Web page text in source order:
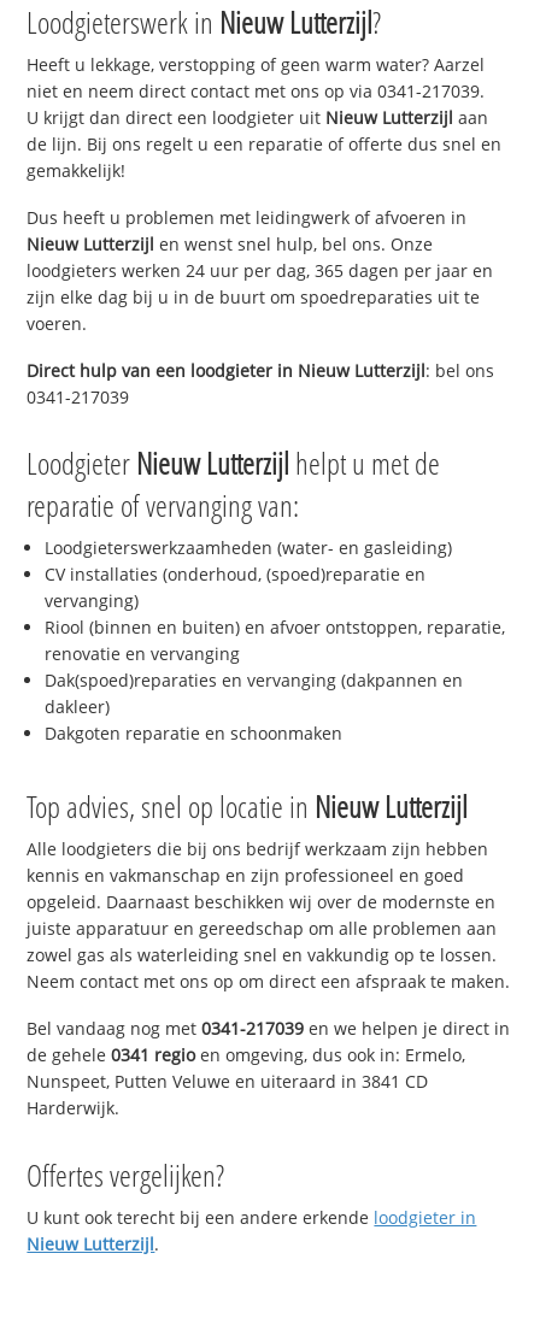
Loodgieterswerk in Nieuw Lutterzijl?
Heeft u lekkage, verstopping of geen warm water? Aarzel
niet en neem direct contact met ons op via 0341-217039.
U krijgt dan direct een loodgieter uit Nieuw Lutterzijl aan
de lijn. Bij ons regelt u een reparatie of offerte dus snel en
gemakkelijk!
Dus heeft u problemen met leidingwerk of afvoeren in
Nieuw Lutterzijl en wenst snel hulp, bel ons. Onze
loodgieters werken 24 uur per dag, 365 dagen per jaar en
zijn elke dag bij u in de buurt om spoedreparaties uit te
voeren.
Direct hulp van een loodgieter in Nieuw Lutterzijl: bel ons
0341-217039
Loodgieter Nieuw Lutterzijl helpt u met de
reparatie of vervanging van:
Loodgieterswerkzaamheden (water- en gasleiding)
CV installaties (onderhoud, (spoed)reparatie en
vervanging)
Riool (binnen en buiten) en afvoer ontstoppen, reparatie,
renovatie en vervanging
Dak(spoed)reparaties en vervanging (dakpannen en
dakleer)
Dakgoten reparatie en schoonmaken
Top advies, snel op locatie in Nieuw Lutterzijl
Alle loodgieters die bij ons bedrijf werkzaam zijn hebben
kennis en vakmanschap en zijn professioneel en goed
opgeleid. Daarnaast beschikken wij over de modernste en
juiste apparatuur en gereedschap om alle problemen aan
zowel gas als waterleiding snel en vakkundig op te lossen.
Neem contact met ons op om direct een afspraak te maken.
Bel vandaag nog met0341-217039 en we helpen je direct in
de gehele0341 regioen omgeving, dus ook in: Ermelo,
Nunspeet, Putten Veluwe en uiteraard in 3841 CD
Harderwijk.
Offertes vergelijken?
U kunt ook terecht bij een andere erkende loodgieter in
Nieuw Lutterzijl.